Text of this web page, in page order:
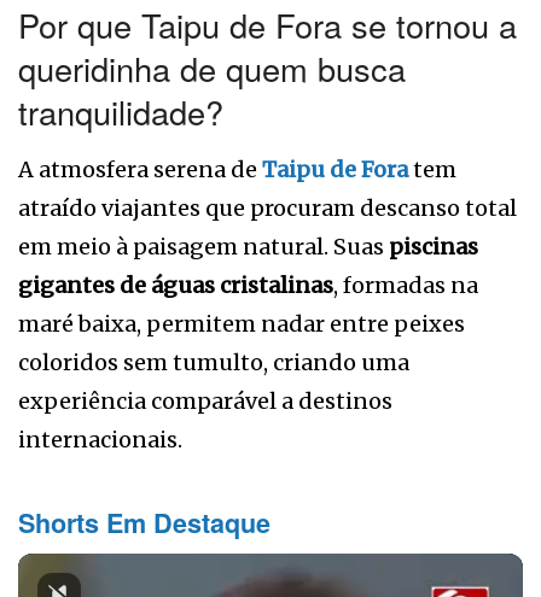
Por que Taipu de Fora se tornou a
queridinha de quem busca
tranquilidade?
A atmosfera serena de Taipu de Foratem
atraído viajantes que procuram descanso total
em meio à paisagem natural. Suas piscinas
gigantes de águas cristalinas, formadas na
maré baixa, permitem nadar entre peixes
coloridos sem tumulto, criando uma
experiência comparável a destinos
internacionais.
Shorts Em Destaque